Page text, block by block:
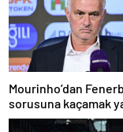
Mourinho’dan
sorusuna kaçamak
soruyu anlamadım